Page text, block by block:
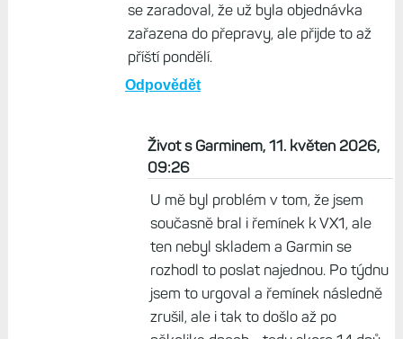
se zaradoval, že už byla objednávka
zařazena do přepravy, ale přijde to až
příští pondělí.
Odpovědět
Život s Garminem, 11. květen 2026,
09:26
U mě byl problém v tom, že jsem
současně bral i řemínek k VX1, ale
ten nebyl skladem a Garmin se
rozhodl to poslat najednou. Po týdnu
jsem to urgoval a řemínek následně
zrušil, ale i tak to došlo až po